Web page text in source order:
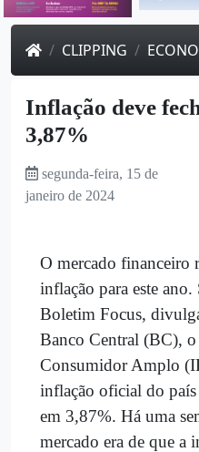
CLIPPING
Inflação deve
3,87%
segunda-feira, 15 de
janeiro de 2024
O mercado financeiro
inflação para este
Boletim Focus,
Banco Central (BC), o
Consumidor Amplo
inflação oficial do país
em 3,87%. Há uma
mercado era de que a